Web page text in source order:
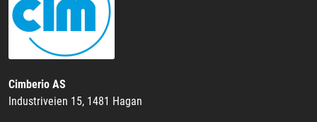
Cimberio AS
Industriveien 15, 1481 Hagan